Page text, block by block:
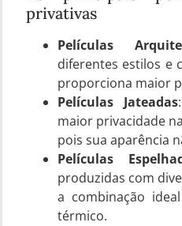
privativas
Películas
diferentes estilos e
proporciona maior
Películas Jateadas
maior privacidade
pois sua aparência
Películas
produzidas com
a combinação
térmico.